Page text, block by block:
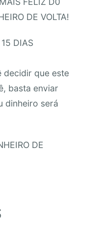
DE VOLTA!
15 DIAS
decidir que este
basta enviar
dinheiro será
DE